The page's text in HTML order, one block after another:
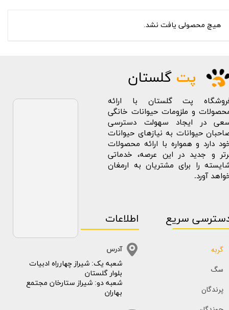
هیچ محصولی یافت نشد.
پت گلستان
پت گلستان با ارائه
و ملزومات حیوانات خانگی
در ایجاد سهولت دسترسی
حیوانات به نیازهای حیوانات
دارد و همواره با ارائه محصولات
و جدید در این عرصه، خدماتی
را برای مشتریان به ارمغان
آورد.
سریع
گربه
سگ
پرندگان
​​شعبه یک: شیراز چهارراه ادبیات
بلوار گلستان
شعبه دو: شیراز ستارخان مجتمع
بهاران
اطلاعات
آدرس